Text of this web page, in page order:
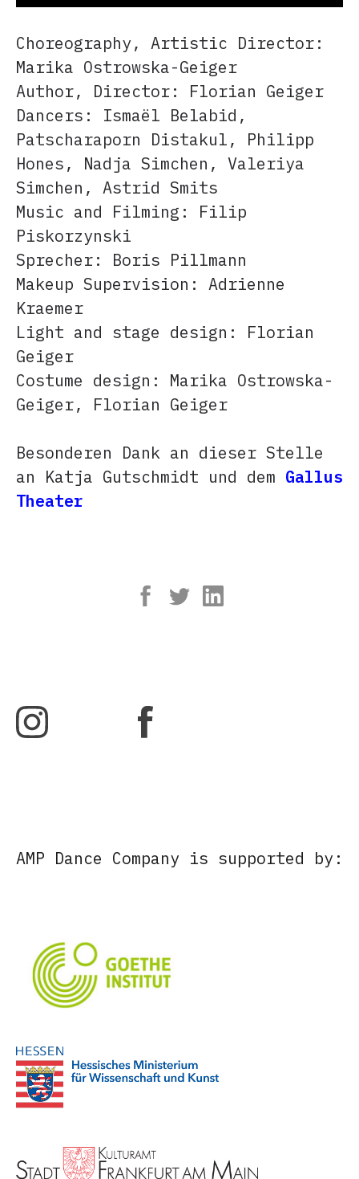
Cho­reo­gra­phy, Artistic Director:
Marika Ostrowska-Geiger
Author, Director: Florian Geiger
Dancers: Ismaël Belabid,
Patscharaporn Distakul, Philipp
Hones, Nadja Simchen, Valeriya
Simchen, Astrid Smits
Music and Filming: Filip
Piskorzynski
Sprecher: Boris Pillmann
Makeup Supervision: Adrienne
Kraemer
Light and stage design: Florian
Geiger
Costume design: Marika Ostrowska-
Geiger, Florian Geiger
Besonderen Dank an dieser Stelle
an Katja Gutschmidt und dem Gallus
Theater
AMP Dance Company is supported by: